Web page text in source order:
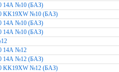
14А №10 (БАЗ)
KK19XW №10 (БАЗ)
14А №10 (БАЗ)
14А №10 (БАЗ)
14А №12
14А №12 (БАЗ)
KK19XW №12 (БАЗ)